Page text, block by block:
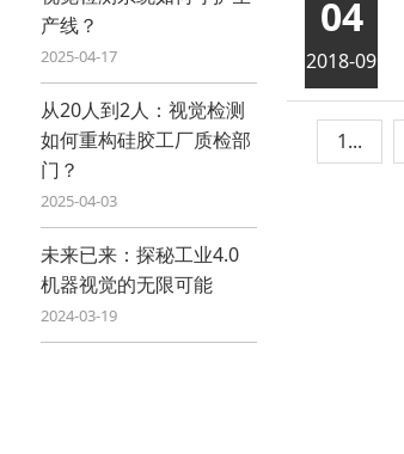
产线？
2025-04-17
从20人到2人：视觉检测
如何重构硅胶工厂质检部
门？
2025-04-03
未来已来：探秘工业4.0
机器视觉的无限可能
2024-03-19
04
2018-09
1...